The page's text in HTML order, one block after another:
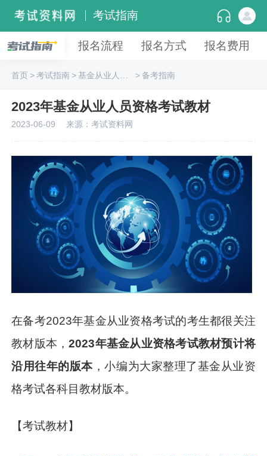
考试指南
报名流程 报名方式 报名费用
首页>考试指南> > 备考指南
2023年基金从业人员资格考试教材
2023-06-09 来源：考试资料网
在备考2023年基金从业资格考试的考生都很关注
教材版本，2023年基金从业资格考试教材预计将
沿用往年的版本 ，小编为大家整理了基金从业资
格考试各科目教材版本。
【考试教材】